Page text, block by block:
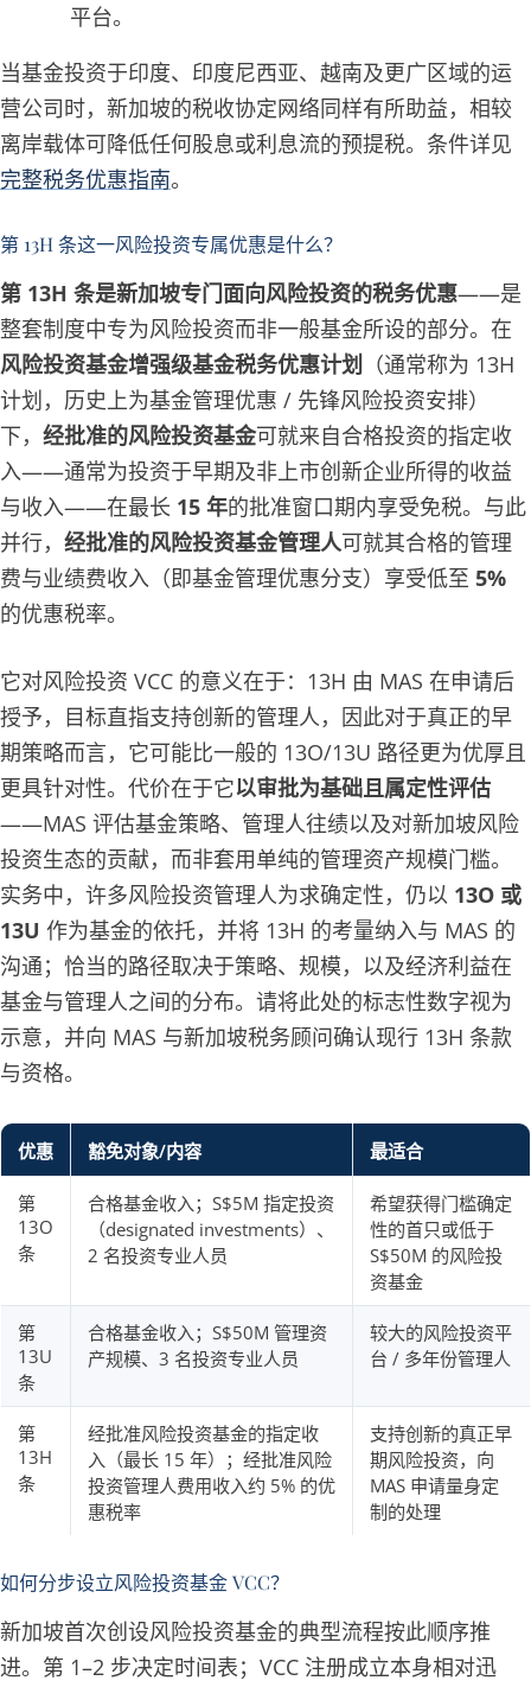
平台。
当基金投资于印度、印度尼西亚、越南及更广区域的运
营公司时，新加坡的税收协定网络同样有所助益，相较
离岸载体可降低任何股息或利息流的预提税。条件详见
完整税务优惠指南。
第 13H 条这一风险投资专属优惠是什么？
第 13H 条是新加坡专门面向风险投资的税务优惠——是
整套制度中专为风险投资而非一般基金所设的部分。在
风险投资基金增强级基金税务优惠计划
（通常称为 13H
计划，历史上为基金管理优惠 / 先锋风险投资安排）
下， 经批准的风险投资基金可就来自合格投资的指定收
入——通常为投资于早期及非上市创新企业所得的收益
与收入——在最长 15 年的批准窗口期内享受免税。与此
并行， 经批准的风险投资基金管理人可就其合格的管理
费与业绩费收入（即基金管理优惠分支）享受低至 5%
的优惠税率。
它对风险投资 VCC 的意义在于：13H 由 MAS 在申请后
授予，目标直指支持创新的管理人，因此对于真正的早
期策略而言，它可能比一般的 13O/13U 路径更为优厚且
更具针对性。代价在于它以审批为基础且属定性评估
——MAS 评估基金策略、管理人往绩以及对新加坡风险
投资生态的贡献，而非套用单纯的管理资产规模门槛。
实务中，许多风险投资管理人为求确定性，仍以 13O 或
13U 作为基金的依托，并将 13H 的考量纳入与 MAS 的
沟通；恰当的路径取决于策略、规模，以及经济利益在
基金与管理人之间的分布。请将此处的标志性数字视为
示意，并向 MAS 与新加坡税务顾问确认现行 13H 条款
与资格。
优惠 豁免对象/内容 最适合
第
13O
条
合格基金收入；S$5M 指定投资
（designated investments）、
2 名投资专业人员
希望获得门槛确定
性的首只或低于
S$50M 的风险投
资基金
第
13U
条
合格基金收入；S$50M 管理资
产规模、3 名投资专业人员
较大的风险投资平
台 / 多年份管理人
第
13H
条
经批准风险投资基金的指定收
入（最长 15 年）；经批准风险
投资管理人费用收入约 5% 的优
惠税率
支持创新的真正早
期风险投资，向
MAS 申请量身定
制的处理
如何分步设立风险投资基金 VCC？
新加坡首次创设风险投资基金的典型流程按此顺序推
进。第 1–2 步决定时间表；VCC 注册成立本身相对迅